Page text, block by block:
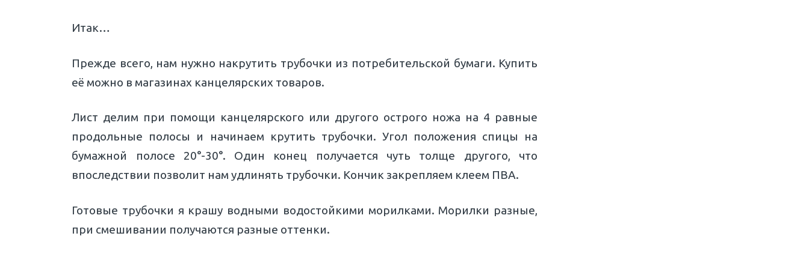
Итак…
Прежде всего, нам нужно накрутить трубочки из потребительской бумаги. Купить
её можно в магазинах канцелярских товаров.
Лист делим при помощи канцелярского или другого острого ножа на 4 равные
продольные полосы и начинаем крутить трубочки. Угол положения спицы на
бумажной полосе 20°-30°. Один конец получается чуть толще другого, что
впоследствии позволит нам удлинять трубочки. Кончик закрепляем клеем ПВА.
Готовые трубочки я крашу водными водостойкими морилками. Морилки разные,
при смешивании получаются разные оттенки.